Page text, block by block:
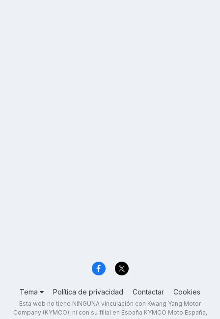
Tema Política de privacidad Contactar Cookies
Esta web no tiene NINGUNA vinculación con Kwang Yang Motor
Company (KYMCO), ni con su filial en España KYMCO Moto España,